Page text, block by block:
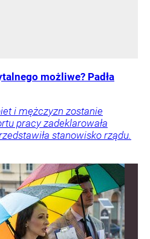
możliwe? Padła
i mężczyzn zostanie
pracy zadeklarowała
stanowisko rządu.